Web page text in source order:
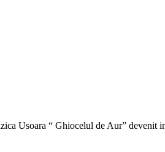
Usoara “ Ghiocelul de Aur” devenit